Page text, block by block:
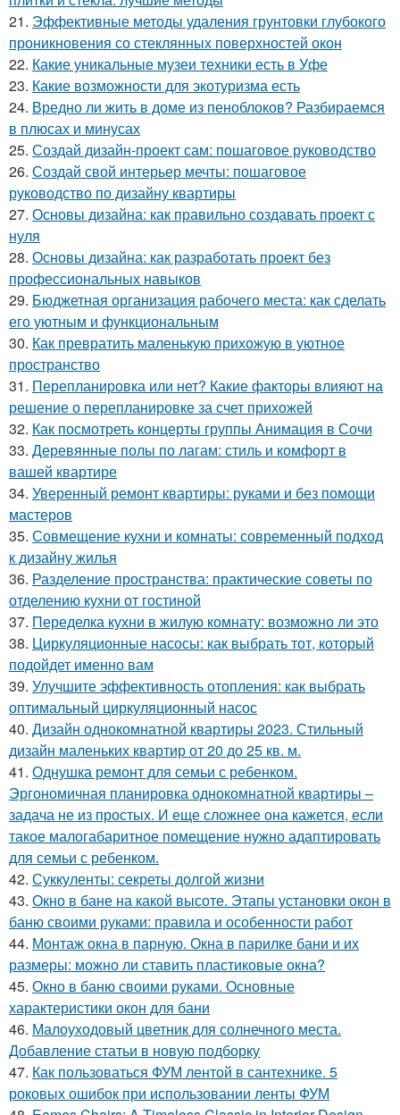
21. Эффективные методы удаления грунтовки глубокого
проникновения со стеклянных поверхностей окон
22. Какие уникальные музеи техники есть в Уфе
23. Какие возможности для экотуризма есть
24. Вредно ли жить в доме из пеноблоков? Разбираемся
в плюсах и минусах
25. Создай дизайн-проект сам: пошаговое руководство
26. Создай свой интерьер мечты: пошаговое
руководство по дизайну квартиры
27. Основы дизайна: как правильно создавать проект с
нуля
28. Основы дизайна: как разработать проект без
профессиональных навыков
29. Бюджетная организация рабочего места: как сделать
его уютным и функциональным
30. Как превратить маленькую прихожую в уютное
пространство
31. Перепланировка или нет? Какие факторы влияют на
решение о перепланировке за счет прихожей
32. Как посмотреть концерты группы Анимация в Сочи
33. Деревянные полы по лагам: стиль и комфорт в
вашей квартире
34. Уверенный ремонт квартиры: руками и без помощи
мастеров
35. Совмещение кухни и комнаты: современный подход
к дизайну жилья
36. Разделение пространства: практические советы по
отделению кухни от гостиной
37. Переделка кухни в жилую комнату: возможно ли это
38. Циркуляционные насосы: как выбрать тот, который
подойдет именно вам
39. Улучшите эффективность отопления: как выбрать
оптимальный циркуляционный насос
40. Дизайн однокомнатной квартиры 2023. Стильный
дизайн маленьких квартир от 20 до 25 кв. м.
41. Однушка ремонт для семьи с ребенком.
Эргономичная планировка однокомнатной квартиры –
задача не из простых. И еще сложнее она кажется, если
такое малогабаритное помещение нужно адаптировать
для семьи с ребенком.
42. Суккуленты: секреты долгой жизни
43. Окно в бане на какой высоте. Этапы установки окон в
баню своими руками: правила и особенности работ
44. Монтаж окна в парную. Окна в парилке бани и их
размеры: можно ли ставить пластиковые окна?
45. Окно в баню своими руками. Основные
характеристики окон для бани
46. Малоуходовый цветник для солнечного места.
Добавление статьи в новую подборку
47. Как пользоваться ФУМ лентой в сантехнике. 5
роковых ошибок при использовании ленты ФУМ